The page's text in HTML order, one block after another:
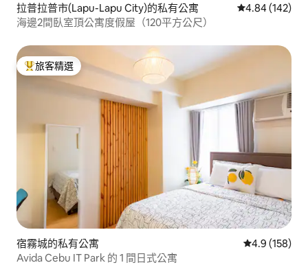
拉普拉普市(Lapu-Lapu City)的私有公寓 從 142 則評價
4.84 (142)
海邊2間臥室頂公寓度假屋（120平方公尺）
旅客精選榜首
旅客精選
宿霧城的私有公寓 從 158 則評
4.9 (158)
Avida Cebu IT Park 的 1 間日式公寓